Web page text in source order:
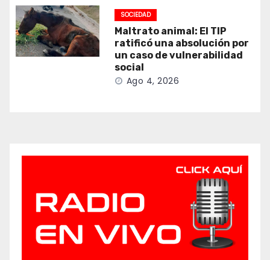
SOCIEDAD
Maltrato animal: El TIP
ratificó una absolución por
un caso de vulnerabilidad
social
Ago 4, 2026